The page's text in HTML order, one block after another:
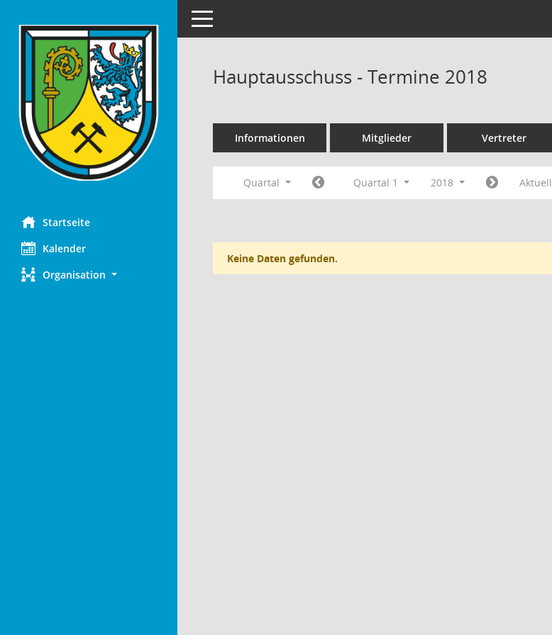
Startseite
Kalender
Organisation
Toggle navigation
Hauptausschuss - Termine 2018
Informationen Mitglieder Vertreter
Quartal Quartal 1 2018 Aktuell
Keine Daten gefunden.